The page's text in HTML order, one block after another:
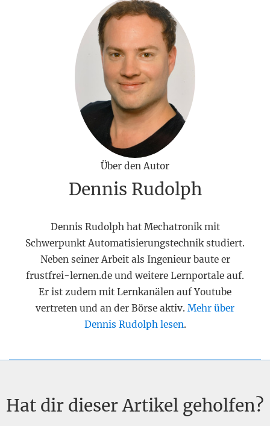
Über den Autor
Dennis Rudolph
Dennis Rudolph hat Mechatronik mit
Schwerpunkt Automatisierungstechnik studiert.
Neben seiner Arbeit als Ingenieur baute er
frustfrei-lernen.de und weitere Lernportale auf.
Er ist zudem mit Lernkanälen auf Youtube
vertreten und an der Börse aktiv. Mehr über
Dennis Rudolph lesen.
Hat dir dieser Artikel geholfen?